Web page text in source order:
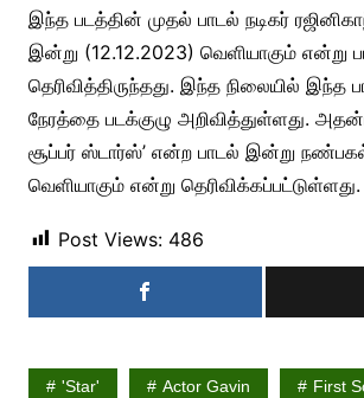
இந்த படத்தின் முதல் பாடல் நடிகர்
இன்று (12.12.2023) வெளியாகும் என்று
தெரிவித்திருந்தது. இந்த நிலையில் இந்த
நேரத்தை படக்குழு அறிவித்துள்ளது.
சூப்பர் ஸ்டார்ஸ்’ என்ற பாடல் இன்று
வெளியாகும் என்று தெரிவிக்கப்பட்டுள்ளது.
Post Views: 486
'Star' Actor Gavin First